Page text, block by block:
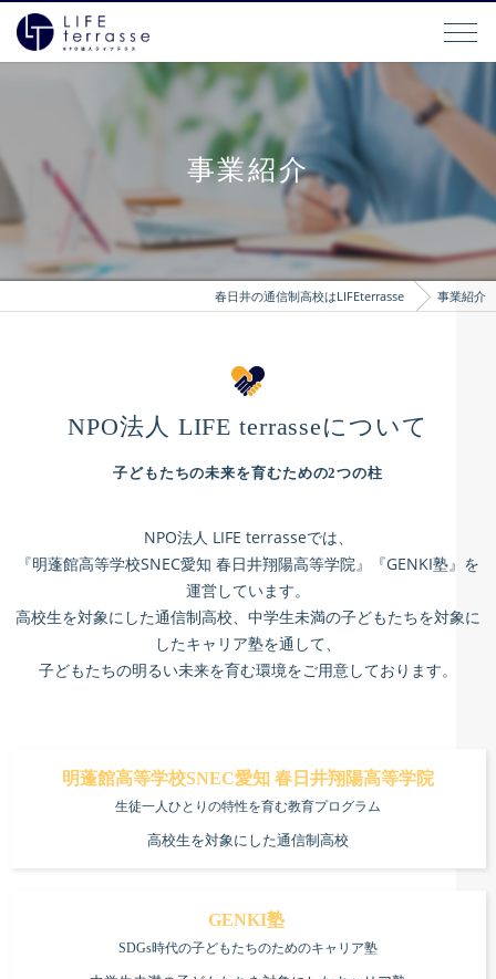
事業紹介
春日井の通信制高校はLIFEterrasse 事業紹介
NPO法人 LIFE terrasseについて
子どもたちの未来を育むための2つの柱
NPO法人 LIFE terrasseでは、
『明蓬館高等学校SNEC愛知 春日井翔陽高等学院』『GENKI塾』を
運営しています。
高校生を対象にした通信制高校、中学生未満の子どもたちを対象に
したキャリア塾を通して、
子どもたちの明るい未来を育む環境をご用意しております。
明蓬館高等学校SNEC愛知 春日井翔陽高等学院
生徒一人ひとりの特性を育む教育プログラム
高校生を対象にした通信制高校
GENKI塾
SDGs時代の子どもたちのためのキャリア塾